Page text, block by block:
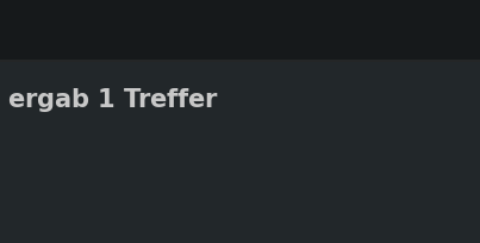
ergab 1 Treffer